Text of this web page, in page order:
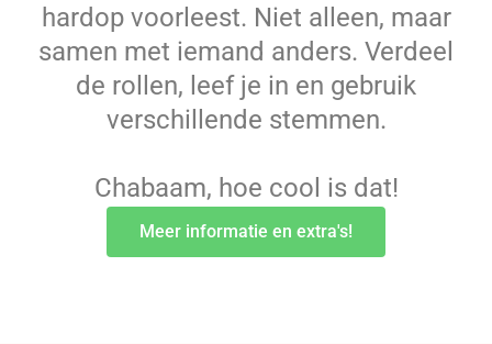
hardop voorleest. Niet alleen, maar
samen met iemand anders. Verdeel
de rollen, leef je in en gebruik
verschillende stemmen.
Chabaam, hoe cool is dat!
Meer informatie en extra's!